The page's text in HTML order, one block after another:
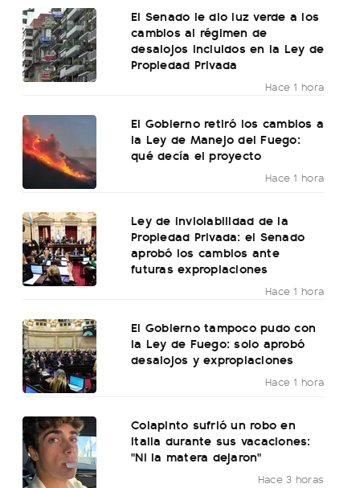
El Senado le dio luz verde a los
cambios al régimen de
desalojos incluidos en la Ley de
Propiedad Privada
Hace 1 hora
El Gobierno retiró los cambios a
la Ley de Manejo del Fuego:
qué decía el proyecto
Hace 1 hora
Ley de Inviolabilidad de la
Propiedad Privada: el Senado
aprobó los cambios ante
futuras expropiaciones
Hace 1 hora
El Gobierno tampoco pudo con
la Ley de Fuego: solo aprobó
desalojos y expropiaciones
Hace 1 hora
Colapinto sufrió un robo en
Italia durante sus vacaciones:
"Ni la matera dejaron"
Hace 3 horas